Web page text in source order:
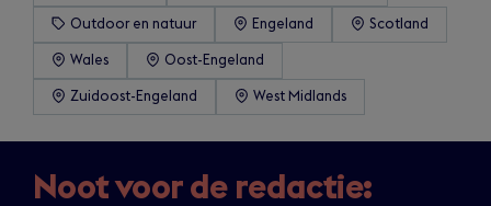
Outdoor en natuur Engeland Scotland
Wales Oost-Engeland
Zuidoost-Engeland West Midlands
Noot voor de redactie: